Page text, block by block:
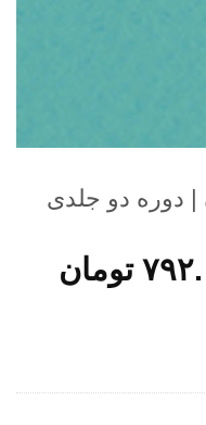
| دوره دو جلدی
تومان